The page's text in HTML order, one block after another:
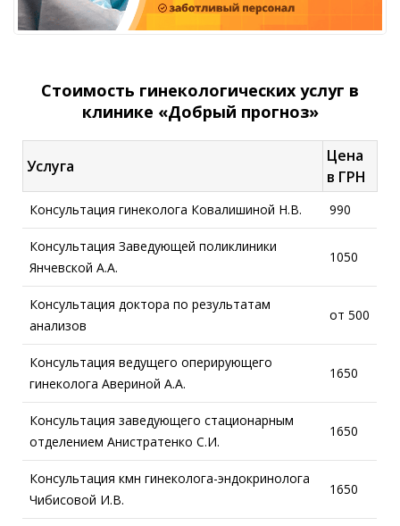
Стоимость гинекологических услуг в
клинике «Добрый прогноз»
Услуга
Цена
в ГРН
Консультация гинеколога Ковалишиной Н.В. 990
Консультация Заведующей поликлиники
Янчевской А.А.
1050
Консультация доктора по результатам
анализов
от 500
Консультация ведущего оперирующего
гинеколога Авериной А.А.
1650
Консультация заведующего стационарным
отделением Анистратенко С.И.
1650
Консультация кмн гинеколога-эндокринолога
Чибисовой И.В.
1650